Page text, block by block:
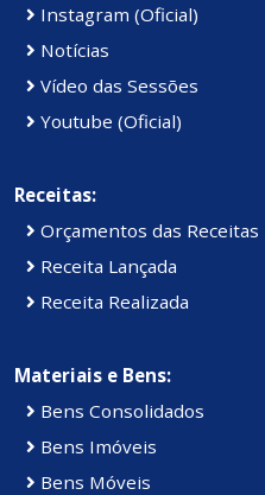
Instagram (Oficial)
Notícias
Vídeo das Sessões
Youtube (Oficial)
Receitas:
Orçamentos das Receitas
Receita Lançada
Receita Realizada
Materiais e Bens:
Bens Consolidados
Bens Imóveis
Bens Móveis